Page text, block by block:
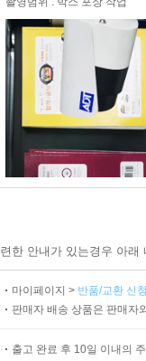
한 안내가 있는경우 아
마이페이지 > 반품/교환 신
판매자 배송 상품은 판매자
출고 완료 후 10일 이내의